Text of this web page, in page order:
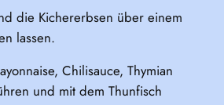
die Kichererbsen über einem
lassen.
Chilisauce, Thymian
und mit dem Thunfisch